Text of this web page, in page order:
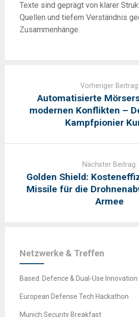
Texte sind geprägt von klarer
Quellen und tiefem Verständnis
Zusammenhänge.
Vorheriger Beitrag:
Automatisierte
modernen Konflikten –
Kampfpionier
Nächster Beitrag:
Golden Shield:
Missile für die
Armee
Netzwerke & Treffen
Based: Defence & Dual-Use
European Defense Tech Hackathon
Munich Security Breakfast